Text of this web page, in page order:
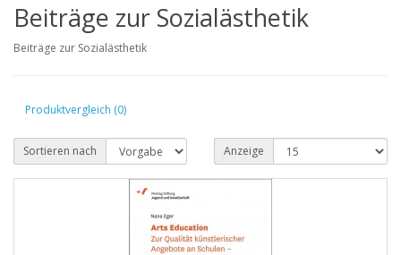
Beiträge zur Sozialästhetik
Beiträge zur Sozialästhetik
Produktvergleich (0)
Sortieren nach Anzeige